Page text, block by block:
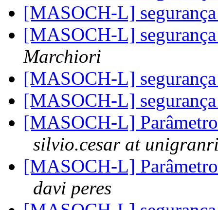
[MASOCH-L]
[MASOCH-L]
Marchiori
[MASOCH-L]
[MASOCH-L]
[MASOCH-L]
silvio.cesar at
[MASOCH-L]
davi peres